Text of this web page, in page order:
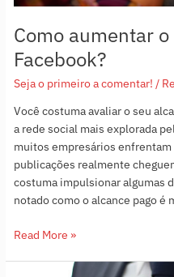
Como aumentar
Facebook?
Seja o primeiro a comentar! /
Você costuma avaliar o seu
a rede social mais explorada
muitos empresários enfrentam
publicações realmente
costuma impulsionar algumas
notado como o alcance pago é
Read More »